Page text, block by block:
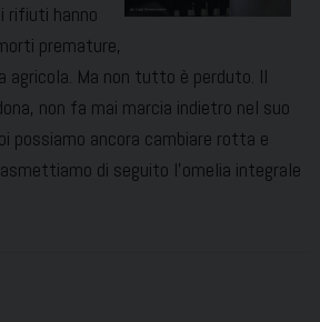
rifiuti hanno
premature,
agricola. Ma non tutto è perduto. Il
non fa mai marcia indietro nel suo
possiamo ancora cambiare rotta e
di seguito l’omelia integrale